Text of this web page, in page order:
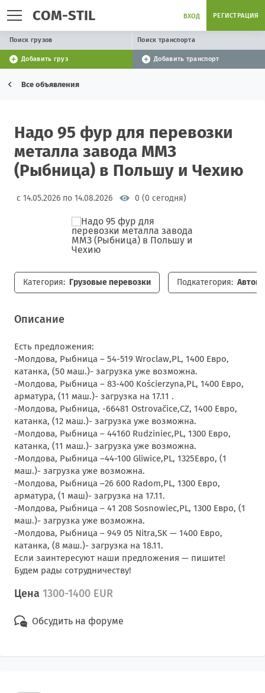
COM-STIL ВХОД РЕГИСТРАЦИЯ
Поиск грузов Поиск транспорта
Добавить груз Добавить транспорт
Все объявления
Надо 95 фур для перевозки
металла завода ММЗ
(Рыбница) в Польшу и Чехию
с 14.05.2026 по 14.08.2026 0 (0 сегодня)
Категория: Грузовые перевозки Подкатегория:
Описание
Есть предложения:
-Молдова, Рыбница – 54-519 Wroclaw,PL, 1400 Евро,
катанка, (50 маш.)- загрузка уже возможна.
-Молдова, Рыбница – 83-400 Kościerzyna,PL, 1400 Евро,
арматура, (11 маш.)- загрузка на 17.11 .
-Молдова, Рыбница, -66481 Ostrovačice,CZ, 1400 Евро,
катанка, (12 маш.)- загрузка уже возможна.
-Молдова, Рыбница – 44160 Rudziniec,PL, 1300 Евро,
катанка, (11 маш.)- загрузка уже возможна.
-Молдова, Рыбница –44-100 Gliwice,PL, 1325Евро, (1
маш.)- загрузка уже возможна.
-Молдова, Рыбница –26 600 Radom,PL, 1300 Евро,
арматура, (1 маш)- загрузка на 17.11.
-Молдова, Рыбница – 41 208 Sosnowiec,PL, 1300 Евро, (1
маш.)- загрузка уже возможна.
-Молдова, Рыбница – 949 05 Nitra,SK — 1400 Евро,
катанка, (8 маш.)- загрузка на 18.11.
Если заинтересуют наши предложения — пишите!
Будем рады сотрудничеству!
Цена 1300-1400 EUR
Обсудить на форуме